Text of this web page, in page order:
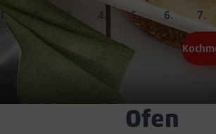
slide
slide
1.
slide
2.
slide
slide
4.
slide
5.
0.5 TL Olivenöl
Putenschnitzel
Min. von beiden Seiten
0.5 EL
(z.B. San Fabio)
Pfeffer
1 Tomate(n)
50g Mozzarella (z.B. San Fabio)
ca. 1 cm dicke
Backofen bei 180 °C (Umluft) ca. 10
gezupften Basilikumblättchen
Putenschnitzel
Ofen